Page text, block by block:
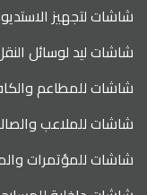
شاشات لتجهيز
شاشات ليد لوسائل
شاشات للمطاعم
شاشات للملاعب
شاشات للمؤتمرات